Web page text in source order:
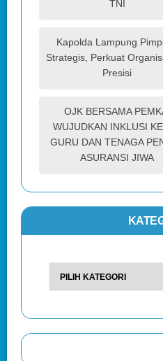
TNI
Kapolda Lampung
Strategis, Perkuat
Presisi
OJK BERSAMA
WUJUDKAN INKLUSI
GURU DAN TENAGA
ASURANSI JIWA